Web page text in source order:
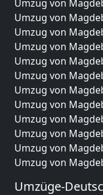
Umzug von
Umzug von
Umzug von
Umzug von
Umzug von
Umzug von
Umzug von
Umzug von
Umzug von
Umzug von
Umzug von
Umzug von
Umzüge-